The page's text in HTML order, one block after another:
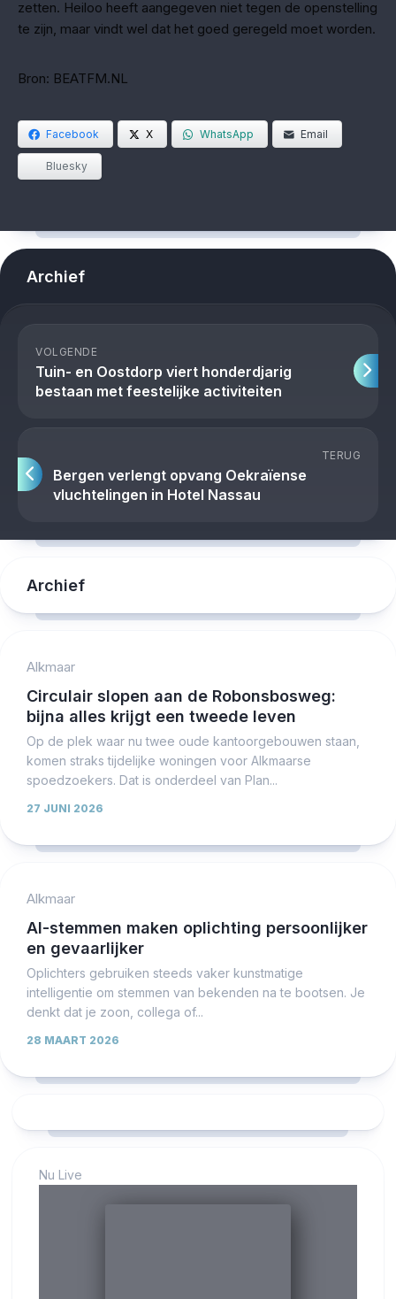
zetten. Heiloo heeft aangegeven niet tegen de openstelling
te zijn, maar vindt wel dat het goed geregeld moet worden.
Bron: BEATFM.NL
Facebook X WhatsApp Email
Bluesky
Archief
VOLGENDE
Tuin- en Oostdorp viert honderdjarig
bestaan met feestelijke activiteiten
TERUG
Bergen verlengt opvang Oekraïense
vluchtelingen in Hotel Nassau
Archief
Alkmaar
Circulair slopen aan de Robonsbosweg:
bijna alles krijgt een tweede leven
Op de plek waar nu twee oude kantoorgebouwen staan,
komen straks tijdelijke woningen voor Alkmaarse
spoedzoekers. Dat is onderdeel van Plan...
27 JUNI 2026
Alkmaar
AI-stemmen maken oplichting persoonlijker
en gevaarlijker
Oplichters gebruiken steeds vaker kunstmatige
intelligentie om stemmen van bekenden na te bootsen. Je
denkt dat je zoon, collega of...
28 MAART 2026
Nu Live